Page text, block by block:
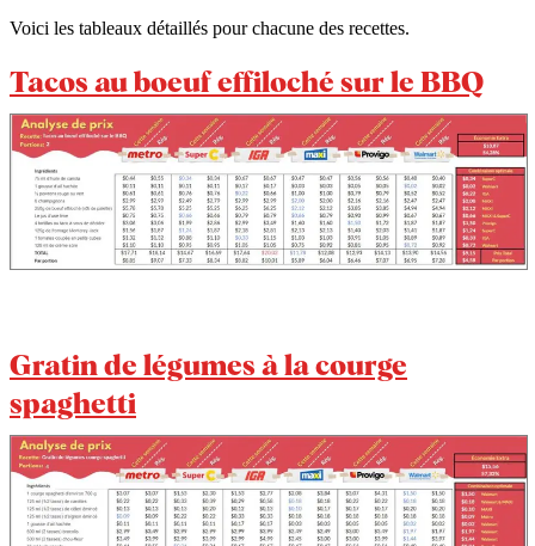
Voici les tableaux détaillés pour chacune des recettes.
Tacos au boeuf effiloché sur le BBQ
Gratin de légumes à la courge
spaghetti